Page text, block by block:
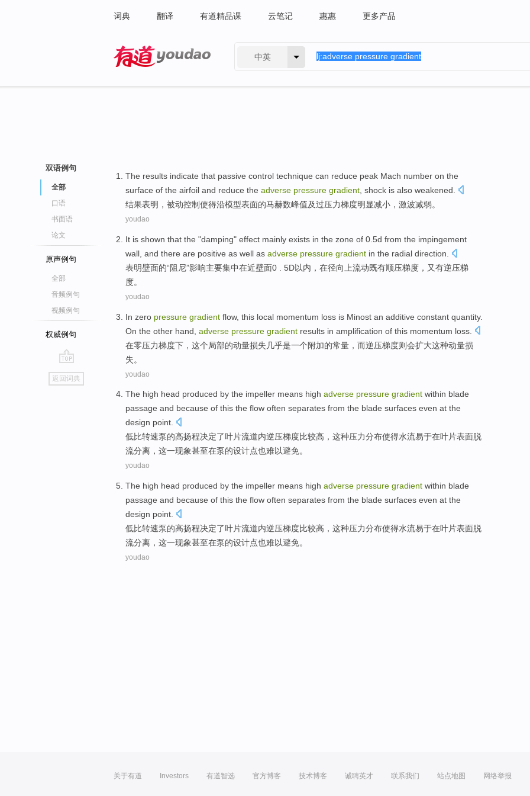
词典 翻译 有道精品课 云笔记 惠惠 更多产品
中英
双语例句
全部
口语
书面语
论文
原声例句
全部
音频例句
视频例句
权威例句
go
top
返回词典
The results indicate that passive control technique can reduce peak Mach number on the
surface of the airfoil and reduce the adverse pressure gradient shock is also weakened
结果表明 ， 被动控制使得沿模型表面的马赫数峰值及过压力梯度明显减小 ， 激波减弱。
youdao
It is shown that the "damping" effect mainly exists in the zone of 0.5d from the impingement
wall, and there are positive as well as adverse pressure gradient in the radial direction
表明壁面的“阻尼”影响主要集中在近壁面0 . 5D以内，在径向 上流动既有顺压梯度 ， 又有逆压梯
度。
youdao
In zero pressure gradient flow, this local momentum loss is Minost an additive constant quantity.
On the other hand, adverse pressure gradient results in amplification of this momentum loss.
在零压力梯度下， 这个局部的动量损失 几乎是一个附加的常量 ，而逆压梯度则会扩大这种动量损
失。
youdao
The high head produced by the impeller means high adverse pressure gradient within blade
passage and because of this the flow often separates from the blade surfaces even at the
design point.
低比转速泵的高扬程决定了叶片流道内逆压梯度比较高， 这种压力分布使得水流易于在叶片表面脱
流分离 ，这一现象甚至在泵的设计点也难以避免。
youdao
The high head produced by the impeller means high adverse pressure gradient within blade
passage and because of this the flow often separates from the blade surfaces even at the
design point
低比转速泵的高扬程决定了叶片流道内逆压梯度比较高， 这种压力分布使得水流易于在叶片表面脱
流分离 ，这一现象甚至在泵的设计点也难以避免。
youdao
关于有道 Investors 有道智选 官方博客 技术博客 诚聘英才 联系我们 站点地图 网络举报